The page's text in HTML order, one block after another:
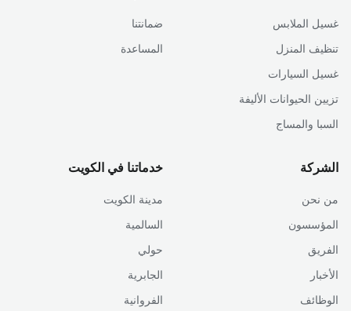
غسيل الملابس
تنظيف المنزل
غسيل السيارات
تزيين الحيوانات الأليفة
السبا والمساج
ضمانتنا
المساعدة
الشركة
من نحن
المؤسسون
الفريق
الأخبار
الوظائف
خدماتنا في الكويت
مدينة الكويت
السالمية
حولي
الجابرية
الفروانية